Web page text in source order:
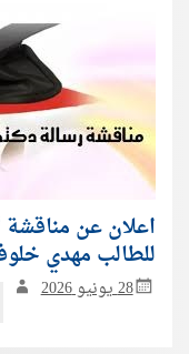
اعلان عن مناقشة
للطالب مهدي
28 يونيو 2026